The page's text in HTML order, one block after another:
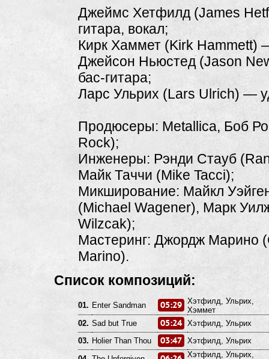
Джеймс Хетфилд (James
гитара, вокал;
Кирк Хаммет (Kirk Hammett)
Джейсон Ньюстед (Jason
бас-гитара;
Ларс Ульрих (Lars Ulrich) —
Продюсеры: Metallica, Боб
Rock);
Инженеры: Рэнди Стауб
Майк Таччи (Mike Tacci);
Микширование: Майкл
(Michael Wagener), Марк
Wilzcak);
Мастеринг: Джордж Марино
Marino).
Список композиций:
01. Enter Sandman 05:29 Хэтфилд, Ульрих,
Хэммет
02. Sad but True 05:24 Хэтфилд, Ульрих
03. Holier Than Thou 03:47 Хэтфилд, Ульрих
Хэтфилд, Ульрих,